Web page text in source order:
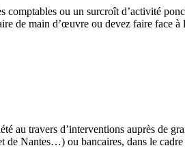
comptables ou un surcroît d’activité
de main d’œuvre ou devez faire face
au travers d’interventions auprès de
Nantes…) ou bancaires, dans le